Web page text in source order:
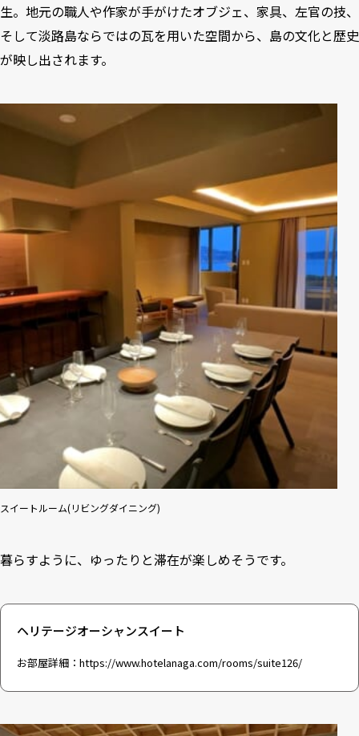
生。地元の職人や作家が手がけたオブジェ、家具、左官の技、
そして淡路島ならではの瓦を用いた空間から、島の文化と歴史
が映し出されます。
スイートルーム(リビングダイニング)
暮らすように、ゆったりと滞在が楽しめそうです。
ヘリテージオーシャンスイート
お部屋詳細： https://www.hotelanaga.com/rooms/suite126/